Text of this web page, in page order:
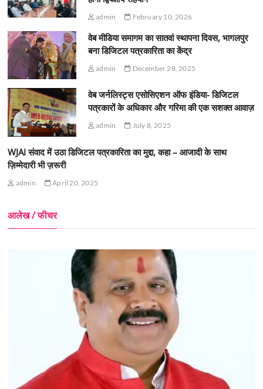
admin February 10, 2026
वेब मीडिया समागम का सातवां स्थापना दिवस, भागलपुर
बना डिजिटल पत्रकारिता का केंद्र
admin December 28, 2025
वेब जर्नलिस्ट्स एसोसिएशन ऑफ इंडिया- डिजिटल
पत्रकारों के अधिकार और गरिमा की एक सशक्त आवाज़
admin July 8, 2025
WJAI संवाद में उठा डिजिटल पत्रकारिता का मुद्दा, कहा – आजादी के साथ
ज़िम्मेदारी भी ज़रूरी
admin April 20, 2025
आलेख / फीचर